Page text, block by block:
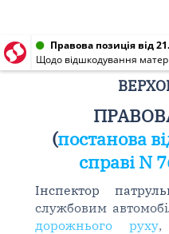
(постанова
справі N
Інспектор
службовим
дорожнього руху,